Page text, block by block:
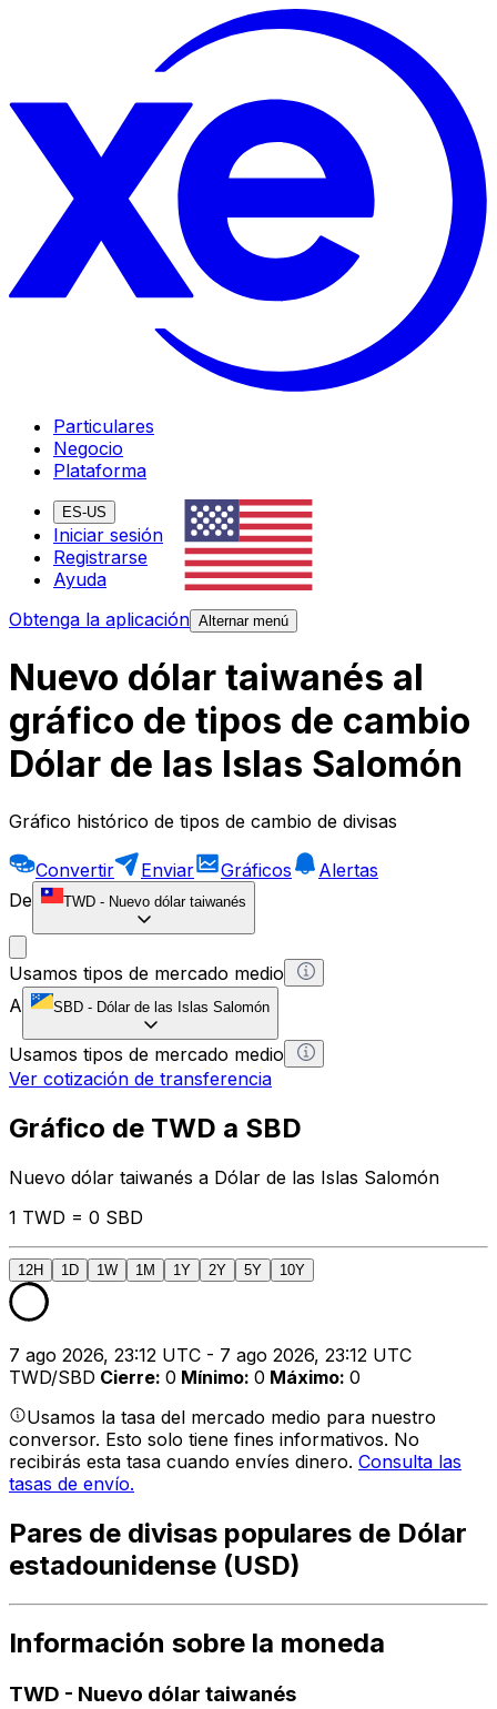
Particulares
Negocio
Plataforma
ES-US
Iniciar sesión
Registrarse
Ayuda
Obtenga la aplicación Alternar menú
Nuevo dólar taiwanés al
gráfico de tipos de cambio
Dólar de las Islas Salomón
Gráfico histórico de tipos de cambio de divisas
Convertir Enviar Gráficos
Alertas
De
TWD - Nuevo dólar taiwanés
Usamos tipos de mercado medio
A
SBD - Dólar de las Islas Salomón
Usamos tipos de mercado medio
Ver cotización de transferencia
Gráfico de TWD a SBD
Nuevo dólar taiwanés a Dólar de las Islas Salomón
1 TWD = 0 SBD
12H 1D 1W 1M 1Y 2Y 5Y 10Y
7 ago 2026, 23:12 UTC - 7 ago 2026, 23:12 UTC
TWD/SBD Cierre: 0 Mínimo: 0 Máximo: 0
Usamos la tasa del mercado medio para nuestro
conversor. Esto solo tiene fines informativos. No
recibirás esta tasa cuando envíes dinero. Consulta las
tasas de envío.
Pares de divisas populares de Dólar
estadounidense (USD)
Información sobre la moneda
TWD - Nuevo dólar taiwanés